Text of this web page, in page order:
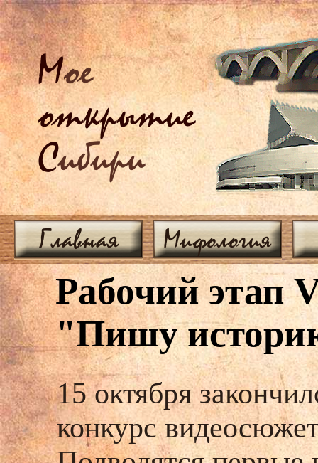
Мое
открытие
Сибири
Главная Мифология
Рабочий этап
"Пишу
15 октября
конкурс